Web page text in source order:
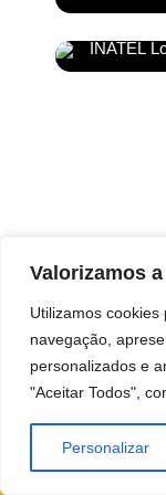
Valorizamos
Utilizamos
navegação,
personalizados e
"Aceitar Todos",
Personalizar
211